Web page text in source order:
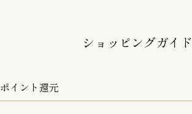
ショッピングガイド
ポイント還元